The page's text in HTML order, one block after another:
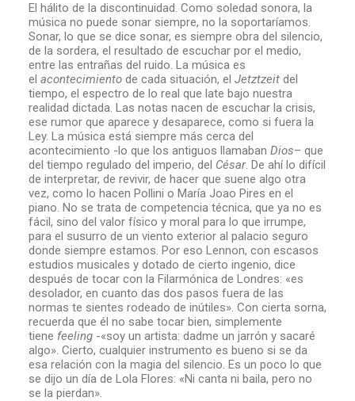
El hálito de la discontinuidad. Como soledad sonora, la
música no puede sonar siempre, no la soportaríamos.
Sonar, lo que se dice sonar, es siempre obra del silencio,
de la sordera, el resultado de escuchar por el medio,
entre las entrañas del ruido. La música es
el acontecimiento de cada situación, el Jetztzeit del
tiempo, el espectro de lo real que late bajo nuestra
realidad dictada. Las notas nacen de escuchar la crisis,
ese rumor que aparece y desaparece, como si fuera la
Ley. La música está siempre más cerca del
acontecimiento -lo que los antiguos llamaban Dios– que
del tiempo regulado del imperio, del César. De ahí lo difícil
de interpretar, de revivir, de hacer que suene algo otra
vez, como lo hacen Pollini o María Joao Pires en el
piano. No se trata de competencia técnica, que ya no es
fácil, sino del valor físico y moral para lo que irrumpe,
para el susurro de un viento exterior al palacio seguro
donde siempre estamos. Por eso Lennon, con escasos
estudios musicales y dotado de cierto ingenio, dice
después de tocar con la Filarmónica de Londres: «es
desolador, en cuanto das dos pasos fuera de las
normas te sientes rodeado de inútiles». Con cierta sorna,
recuerda que él no sabe tocar bien, simplemente
tiene feeling -«soy un artista: dadme un jarrón y sacaré
algo». Cierto, cualquier instrumento es bueno si se da
esa relación con la magia del silencio. Es un poco lo que
se dijo un día de Lola Flores: «Ni canta ni baila, pero no
se la pierdan».